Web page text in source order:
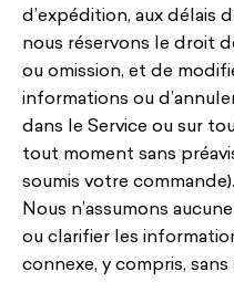
d’expédition, aux délais
nous réservons le droit
ou omission, et de
informations ou
dans le Service ou sur
tout moment sans
soumis votre commande).
Nous n’assumons
ou clarifier les
connexe, y compris,